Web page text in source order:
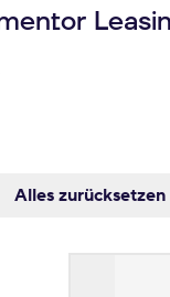
Alles zurücksetzen